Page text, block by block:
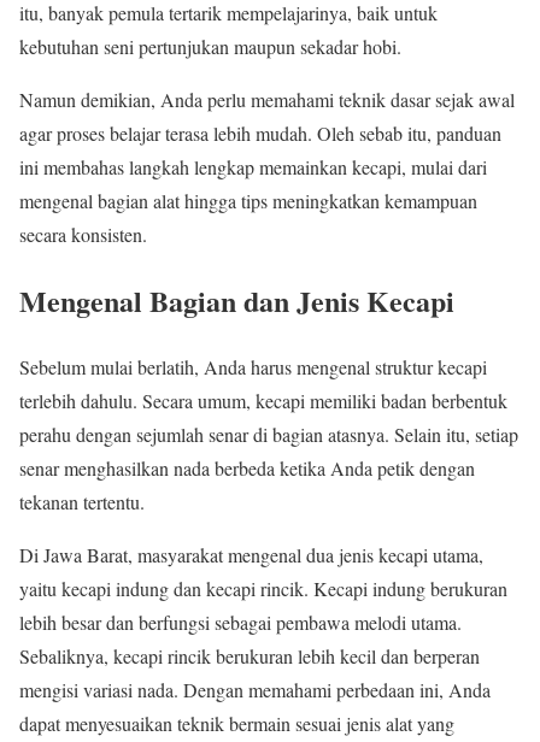
itu, banyak pemula tertarik mempelajarinya, baik untuk
kebutuhan seni pertunjukan maupun sekadar hobi.
Namun demikian, Anda perlu memahami teknik dasar sejak awal
agar proses belajar terasa lebih mudah. Oleh sebab itu, panduan
ini membahas langkah lengkap memainkan kecapi, mulai dari
mengenal bagian alat hingga tips meningkatkan kemampuan
secara konsisten.
Mengenal Bagian dan Jenis Kecapi
Sebelum mulai berlatih, Anda harus mengenal struktur kecapi
terlebih dahulu. Secara umum, kecapi memiliki badan berbentuk
perahu dengan sejumlah senar di bagian atasnya. Selain itu, setiap
senar menghasilkan nada berbeda ketika Anda petik dengan
tekanan tertentu.
Di Jawa Barat, masyarakat mengenal dua jenis kecapi utama,
yaitu kecapi indung dan kecapi rincik. Kecapi indung berukuran
lebih besar dan berfungsi sebagai pembawa melodi utama.
Sebaliknya, kecapi rincik berukuran lebih kecil dan berperan
mengisi variasi nada. Dengan memahami perbedaan ini, Anda
dapat menyesuaikan teknik bermain sesuai jenis alat yang